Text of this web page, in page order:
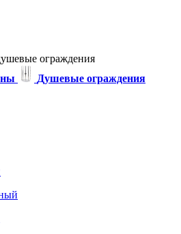
ограждения
Душевые ограждения